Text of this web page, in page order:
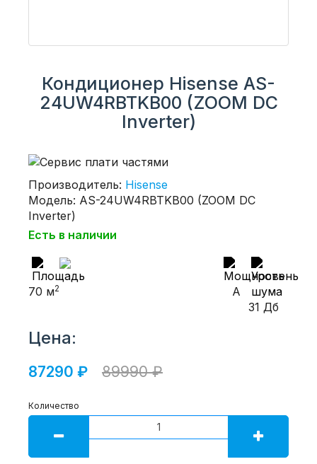
Кондиционер Hisense AS-
24UW4RBTKB00 (ZOOM DC
Inverter)
Производитель: Hisense
Модель: AS-24UW4RBTKB00 (ZOOM DC
Inverter)
Есть в наличии
70 м2
A
31 Дб
Цена:
87290 ₽ 89990 ₽
Количество